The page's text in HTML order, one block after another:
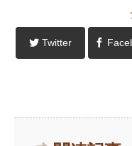
Twitter